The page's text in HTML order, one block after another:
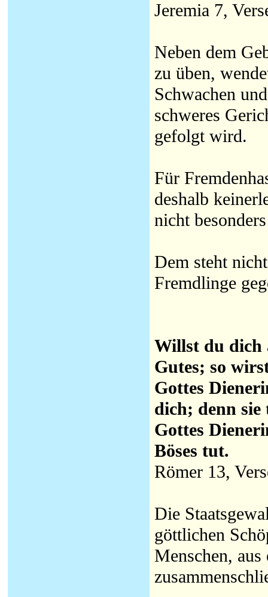
Jeremia 7,
Neben dem
zu üben,
Schwachen
schweres
gefolgt wird.
Für
deshalb
nicht
Dem steht
Fremdlinge
Willst du dich
Gutes; so
Gottes
dich; denn
Gottes
Böses tut.
Römer 13,
Die
göttlichen
Menschen,